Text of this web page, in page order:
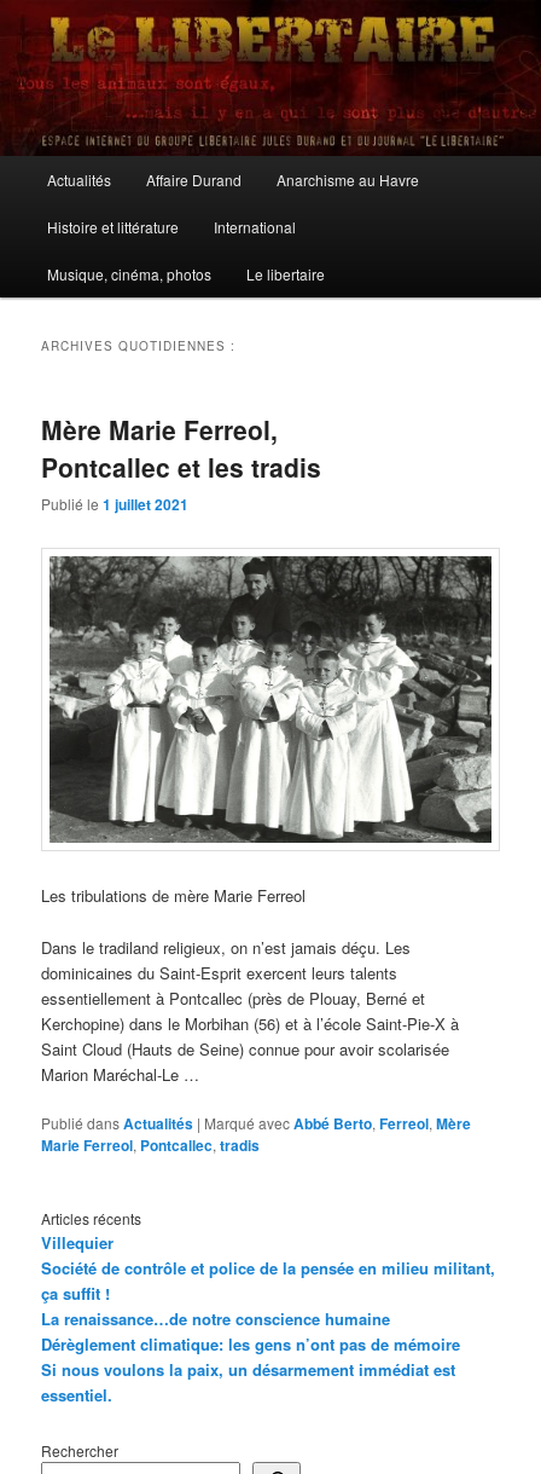
Aller
contenu
principal
Aller
contenu
secondaire
Le Libertaire
principal
Actualités Affaire Durand Anarchisme au Havre
Histoire et littérature International
Musique, cinéma, photos Le libertaire
ARCHIVES QUOTIDIENNES :
Mère Marie Ferreol,
Pontcallec et les tradis
Publié le1 juillet 2021
Les tribulations de mère Marie Ferreol
Dans le tradiland religieux, on n’est jamais déçu. Les
dominicaines du Saint-Esprit exercent leurs talents
essentiellement à Pontcallec (près de Plouay, Berné et
Kerchopine) dans le Morbihan (56) et à l’école Saint-Pie-X à
Saint Cloud (Hauts de Seine) connue pour avoir scolarisée
Marion Maréchal-Le …
Publié dansActualités | Marqué avecAbbé Berto,Ferreol,Mère
Marie Ferreol, Pontcallec,tradis
Articles récents
Villequier
Société de contrôle et police de la pensée en milieu militant,
ça suffit !
La renaissance…de notre conscience humaine
Dérèglement climatique: les gens n’ont pas de mémoire
Si nous voulons la paix, un désarmement immédiat est
essentiel.
Rechercher